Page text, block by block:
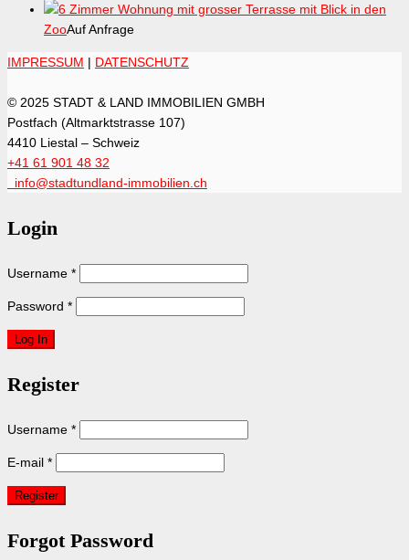
6 Zimmer Wohnung mit grosser Terrasse mit Blick in den
ZooAuf Anfrage
IMPRESSUM | DATENSCHUTZ
© 2025 STADT & LAND IMMOBILIEN GMBH
Postfach (Altmarktstrasse 107)
4410 Liestal – Schweiz
+41 61 901 48 32
info@stadtundland-immobilien.ch
Login
Username *
Password *
Register
Username *
E-mail *
Forgot Password